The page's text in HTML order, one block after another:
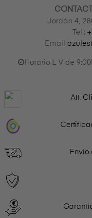
Jordán 4,
Tel.:
Email
Horario L-V de
Att.
Envío